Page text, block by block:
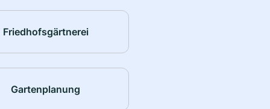
Friedhofsgärtnerei
Gartenplanung